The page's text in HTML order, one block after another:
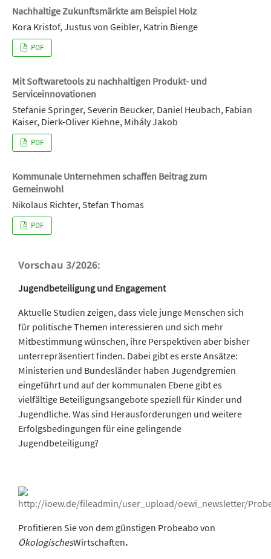
Nachhaltige Zukunftsmärkte am Beispiel Holz
Kora Kristof, Justus von Geibler, Katrin Bienge
PDF
Mit Softwaretools zu nachhaltigen Produkt- und
Serviceinnovationen
Stefanie Springer, Severin Beucker, Daniel Heubach, Fabian
Kaiser, Dierk-Oliver Kiehne, Mihály Jakob
PDF
Kommunale Unternehmen schaffen Beitrag zum
Gemeinwohl
Nikolaus Richter, Stefan Thomas
PDF
Vorschau 3/2026:
Jugendbeteiligung und Engagement
Aktuelle Studien zeigen, dass viele junge Menschen sich
für politische Themen interessieren und sich mehr
Mitbestimmung wünschen, ihre Perspektiven aber bisher
unterrepräsentiert finden. Dabei gibt es erste Ansätze:
Ministerien und Bundesländer haben Jugendgremien
eingeführt und auf der kommunalen Ebene gibt es
vielfältige Beteiligungsangebote speziell für Kinder und
Jugendliche. Was sind Herausforderungen und weitere
Erfolgsbedingungen für eine gelingende
Jugendbeteiligung?
Profitieren Sie von dem günstigen Probeabo von
ÖkologischesWirtschaften.